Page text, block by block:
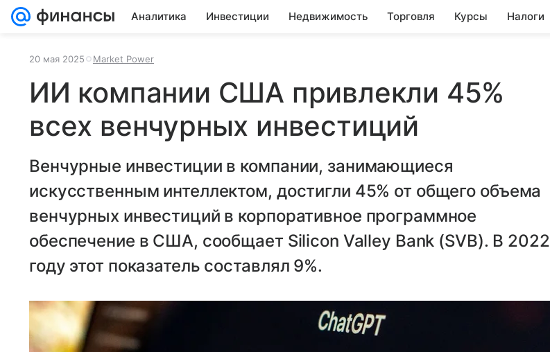
Аналитика Инвестиции Недвижимость Торговля Курсы Налоги
20 мая 2025 Market Power
ИИ компании США привлекли 45%
всех венчурных инвестиций
Венчурные инвестиции в компании, занимающиеся
искусственным интеллектом, достигли 45% от общего объема
венчурных инвестиций в корпоративное программное
обеспечение в США, сообщает Silicon Valley Bank (SVB). В 2022
году этот показатель составлял 9%.